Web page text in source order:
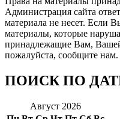
Администрация сайта
материала не несет. Если
материалы, которые
принадлежащие Вам,
пожалуйста, сообщите нам.
ПОИСК ПО
Август 2026